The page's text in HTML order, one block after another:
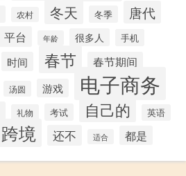
农村 冬天 冬季 唐代
平台 年龄 很多人 手机
时间 春节 春节期间
汤圆 游戏 电子商务
礼物 考试 自己的 英语
跨境 还不 适合 都是